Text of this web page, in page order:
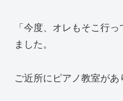
「今度、オレもそこ行
ました。
ご近所にピアノ教室が